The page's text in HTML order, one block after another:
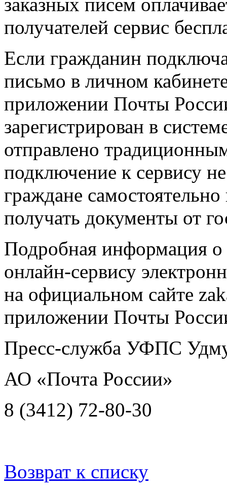
получателей сервис
Если гражданин
письмо в личном
приложении Почты
зарегистрирован в
отправлено
подключение к сервису
граждане
получать документы от
Подробная информация
онлайн-сервису
на официальном сайте
приложении Почты
Пресс-служба УФПС
АО «Почта России»
8 (3412) 72-80-30
Возврат к списку